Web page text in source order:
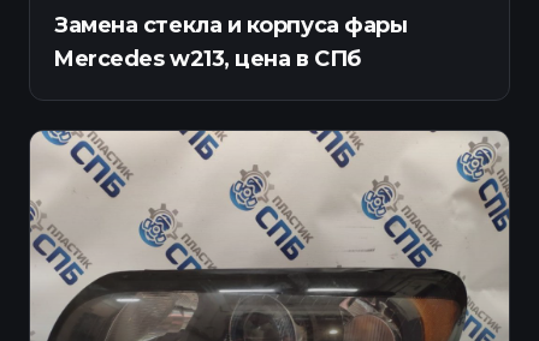
Замена стекла и корпуса фары
Mercedes w213, цена в СПб